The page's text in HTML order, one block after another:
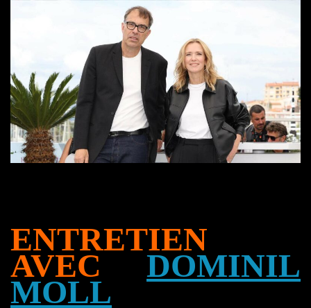
ENTRETIEN
AVEC DOMINIL
MOLL